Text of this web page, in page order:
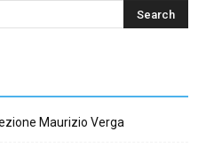
Maurizio Verga